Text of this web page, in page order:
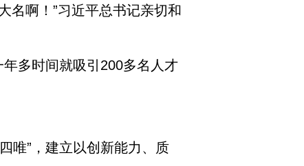
名啊！”习近平总书记亲切和
多时间就吸引200多名人才
唯”，建立以创新能力、质